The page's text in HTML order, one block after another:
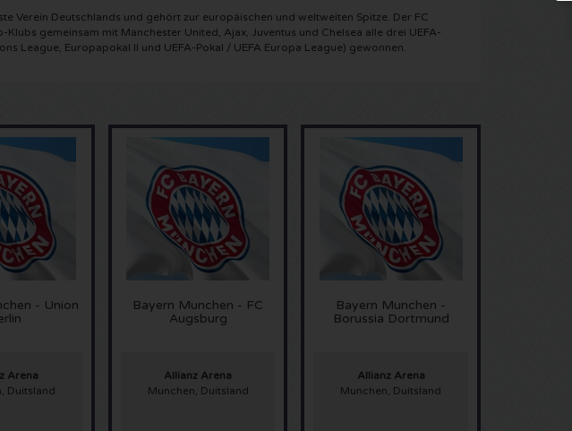
Verein Deutschlands und gehört zur europäischen und weltweiten Spitze. Der FC
gemeinsam mit Manchester United, Ajax, Juventus und Chelsea alle drei UEFA-
League, Europapokal II und UEFA-Pokal / UEFA Europa League) gewonnen.
- Union
Arena
Duitsland
Bayern Munchen - FC
Augsburg
Allianz Arena
Munchen, Duitsland
Bayern Munchen -
Borussia Dortmund
Allianz Arena
Munchen, Duitsland